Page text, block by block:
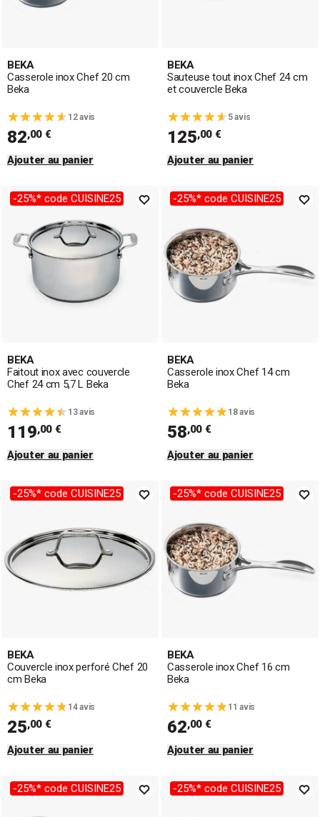
BEKA
Casserole inox Chef 20 cm
Beka
12 avis
82,00 €
Ajouter au panier
BEKA
Sauteuse tout inox Chef 24 cm
et couvercle Beka
5 avis
125,00 €
Ajouter au panier
-25%* code CUISINE25
BEKA
Faitout inox avec couvercle
Chef 24 cm 5,7 L Beka
13 avis
119,00 €
Ajouter au panier
-25%* code CUISINE25
BEKA
Casserole inox Chef 14 cm
Beka
18 avis
58,00 €
Ajouter au panier
-25%* code CUISINE25
BEKA
Couvercle inox perforé Chef 20
cm Beka
14 avis
25,00 €
Ajouter au panier
-25%* code CUISINE25
BEKA
Casserole inox Chef 16 cm
Beka
11 avis
62,00 €
Ajouter au panier
-25%* code CUISINE25 -25%* code CUISINE25